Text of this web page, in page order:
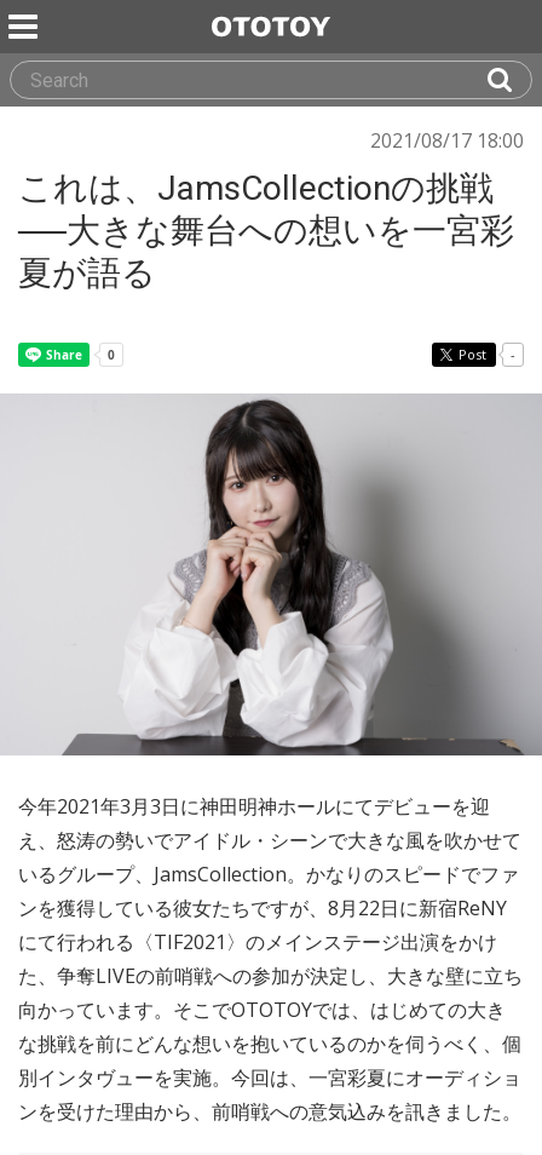
2021/08/17 18:00
これは、JamsCollectionの挑戦
──大きな舞台への想いを一宮彩
夏が語る
Post -
今年2021年3月3日に神田明神ホールにてデビューを迎
え、怒涛の勢いでアイドル・シーンで大きな風を吹かせて
いるグループ、JamsCollection。かなりのスピードでファ
ンを獲得している彼女たちですが、8月22日に新宿ReNY
にて行われる〈TIF2021〉のメインステージ出演をかけ
た、争奪LIVEの前哨戦への参加が決定し、大きな壁に立ち
向かっています。そこでOTOTOYでは、はじめての大き
な挑戦を前にどんな想いを抱いているのかを伺うべく、個
別インタヴューを実施。今回は、一宮彩夏にオーディショ
ンを受けた理由から、前哨戦への意気込みを訊きました。